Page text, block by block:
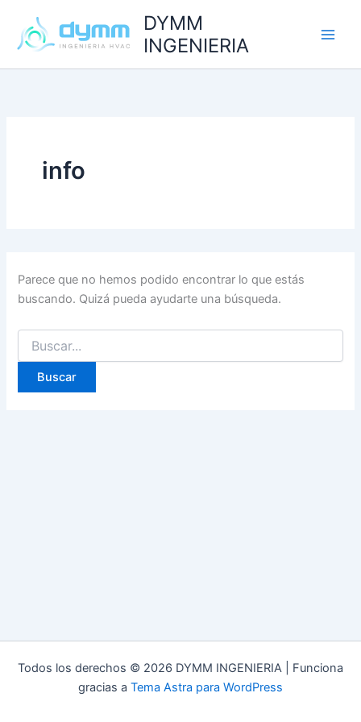
contenido
DYMM
INGENIERIA
info
Parece que no hemos podido encontrar lo que estás
buscando. Quizá pueda ayudarte una búsqueda.
por:
Todos los derechos © 2026 DYMM INGENIERIA | Funciona
gracias a Tema Astra para WordPress